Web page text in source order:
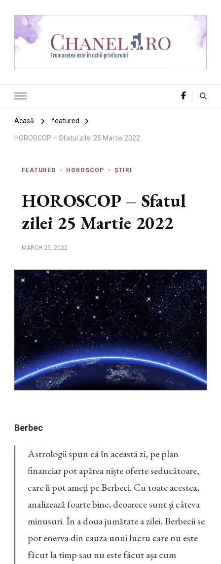
Acasă featured
HOROSCOP – Sfatul zilei 25 Martie 2022
FEATURED HOROSCOP ȘTIRI
HOROSCOP – Sfatul
zilei 25 Martie 2022
MARCH 25, 2022
Berbec
Astrologii spun că în această zi, pe plan
financiar pot apărea niște oferte seducătoare,
care îi pot ameți pe Berbeci. Cu toate acestea,
analizează foarte bine, deoarece sunt și câteva
minusuri. În a doua jumătate a zilei, Berbecii se
pot enerva din cauza unui lucru care nu este
făcut la timp sau nu este făcut așa cum